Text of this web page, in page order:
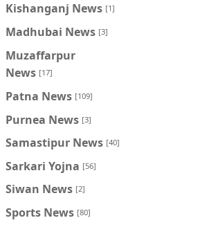
Kishanganj News [1]
Madhubai News [3]
Muzaffarpur
News [17]
Patna News [109]
Purnea News [3]
Samastipur News [40]
Sarkari Yojna [56]
Siwan News [2]
Sports News [80]